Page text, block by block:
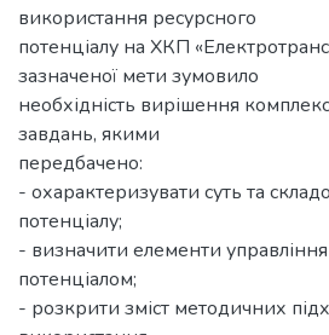
використання ресурсного
потенціалу на ХКП
зазначеної мети зумовило
необхідність вирішення
завдань, якими
передбачено:
- охарактеризувати суть та
потенціалу;
- визначити елементи
потенціалом;
- розкрити зміст методичних